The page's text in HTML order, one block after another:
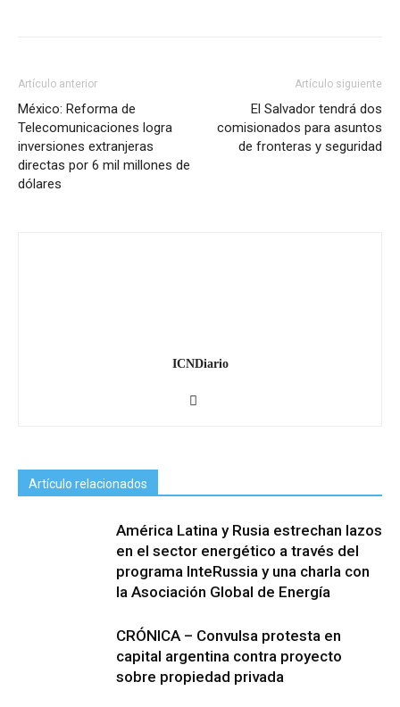
Artículo anterior
México: Reforma de
Telecomunicaciones logra
inversiones extranjeras
directas por 6 mil millones de
dólares
Artículo siguiente
El Salvador tendrá dos
comisionados para asuntos
de fronteras y seguridad
ICNDiario
Artículo relacionados
América Latina y Rusia estrechan lazos
en el sector energético a través del
programa InteRussia y una charla con
la Asociación Global de Energía
CRÓNICA – Convulsa protesta en
capital argentina contra proyecto
sobre propiedad privada